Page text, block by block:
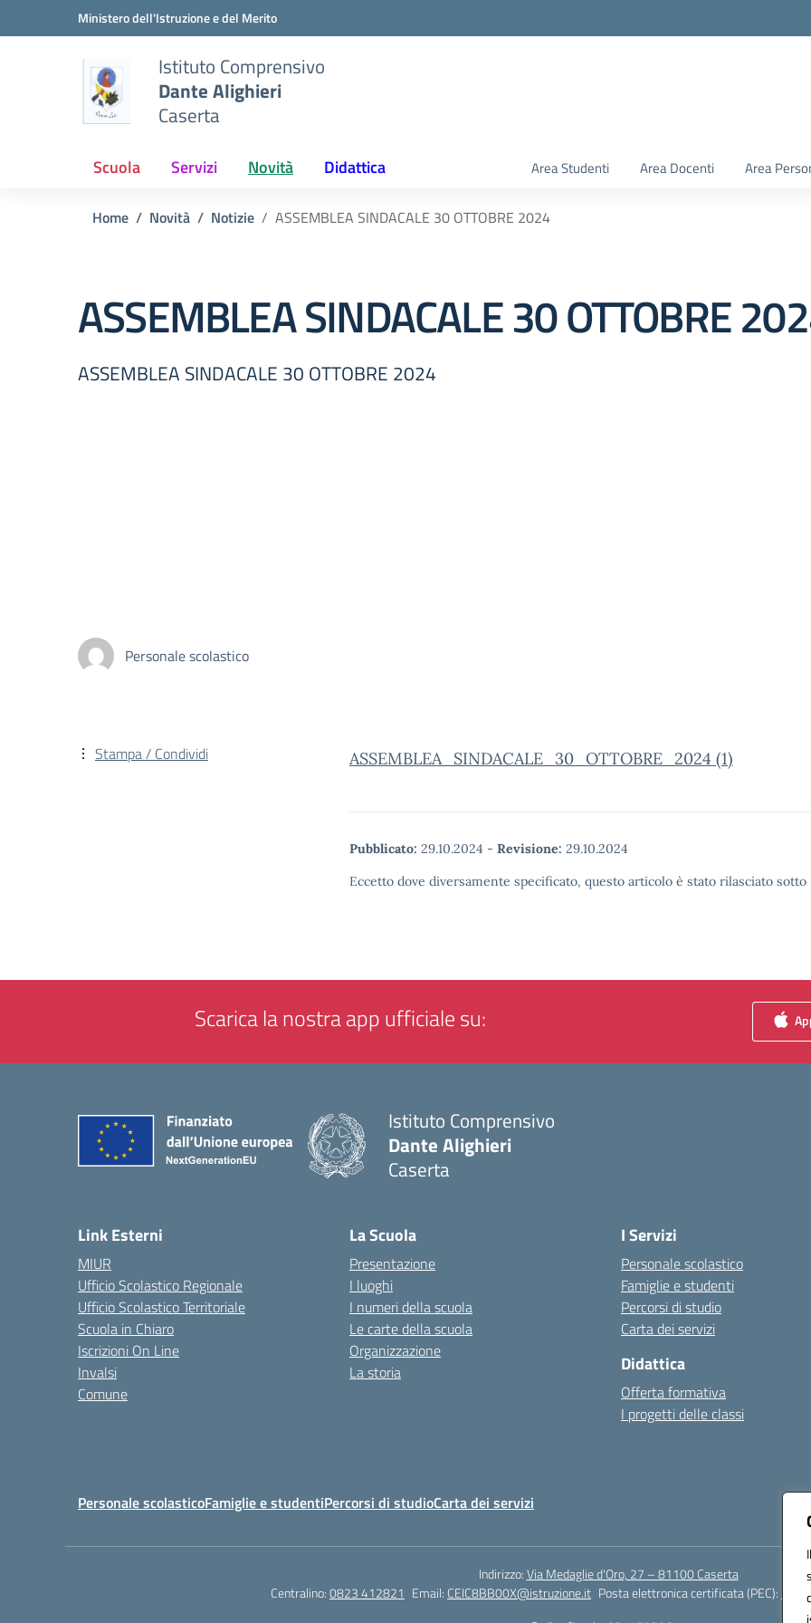
Vai ai contenuti
Vai al menu di navigazioneMinistero dell'Istruzione e del Merito
Istituto Comprensivo
Dante Alighieri
Caserta
Scuola Servizi Novità Didattica Area Studenti Area Docenti Area
Home Novità Notizie ASSEMBLEA SINDACALE 30 OTTOBRE 2024
ASSEMBLEA SINDACALE 30 OTTOBRE
ASSEMBLEA SINDACALE 30 OTTOBRE 2024
Personale scolastico
ASSEMBLEA_SINDACALE_30_OTTOBRE_2024 (1)
Pubblicato: 29.10.2024 - Revisione: 29.10.2024
Eccetto dove diversamente specificato, questo articolo è stato rilasciato
Stampa / Condividi
Scarica la nostra app ufficiale su:
Istituto Comprensivo
Dante Alighieri
Caserta
Link Esterni
MIUR
Ufficio Scolastico Regionale
Ufficio Scolastico Territoriale
Scuola in Chiaro
Iscrizioni On Line
Invalsi
Comune
La Scuola
Presentazione
I luoghi
I numeri della scuola
Le carte della scuola
Organizzazione
La storia
I Servizi
Personale scolastico
Famiglie e studenti
Percorsi di studio
Carta dei servizi
Didattica
Offerta formativa
I progetti delle classi
Personale scolasticoFamiglie e studentiPercorsi di studioCarta dei servizi
Indirizzo:Via Medaglie d'Oro, 27 – 81100 Caserta
Centralino:0823 412821 Email: CEIC8BB00X@istruzione.it Posta elettronica certificata (PEC):